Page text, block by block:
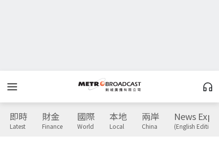
即時
Latest
財金
Finance
國際
World
本地
Local
兩岸
China
News
(English Edition)